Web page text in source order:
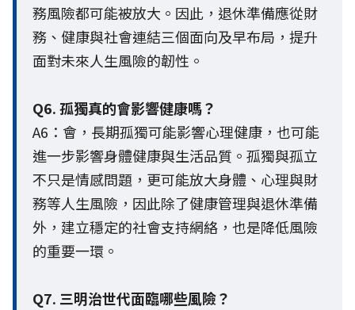
務風險都可能被放大。因此，退休準備應從財
務、健康與社會連結三個面向及早布局，提升
面對未來人生風險的韌性。
Q6. 孤獨真的會影響健康嗎？
A6：會，長期孤獨可能影響心理健康，也可能
進一步影響身體健康與生活品質。孤獨與孤立
不只是情感問題，更可能放大身體、心理與財
務等人生風險，因此除了健康管理與退休準備
外，建立穩定的社會支持網絡，也是降低風險
的重要一環。
Q7. 三明治世代面臨哪些風險？